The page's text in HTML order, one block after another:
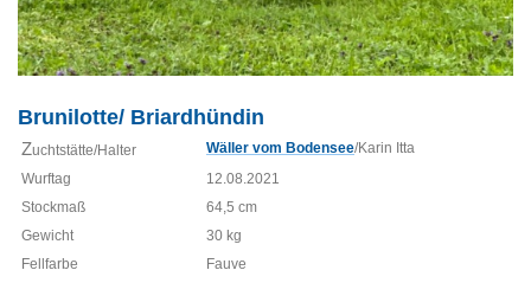
Brunilotte/ Briardhündin
Zuchtstätte/Halter Wäller vom Bodensee/Karin Itta
Wurftag
12.08.2021
Stockmaß
64,5 cm
Gewicht
30 kg
Fellfarbe
Fauve